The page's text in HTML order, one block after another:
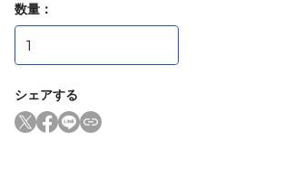
数量：
シェアする